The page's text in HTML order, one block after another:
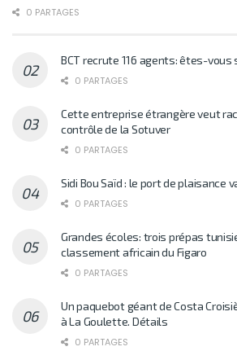
0 PARTAGES
BCT recrute 116 agents: êtes-vous
0 PARTAGES
Cette entreprise étrangère veut
contrôle de la Sotuver
0 PARTAGES
Sidi Bou Saïd : le port de plaisance
0 PARTAGES
Grandes écoles: trois prépas
classement africain du Figaro
0 PARTAGES
Un paquebot géant de Costa
à La Goulette. Détails
0 PARTAGES